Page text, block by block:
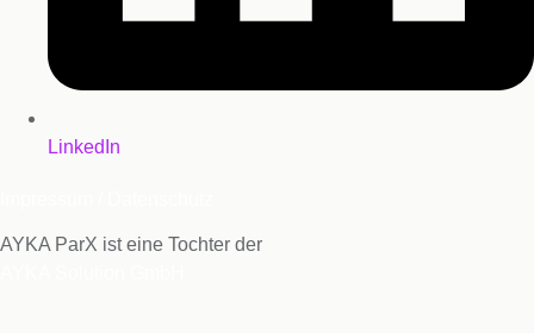
LinkedIn
AYKA ParX ist eine Tochter der